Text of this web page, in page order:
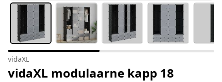
vidaXL
vidaXL modulaarne kapp 18